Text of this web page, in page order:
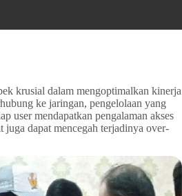
krusial dalam mengoptimalkan kinerja
ke jaringan, pengelolaan yang
user mendapatkan pengalaman akses
juga dapat mencegah terjadinya over-